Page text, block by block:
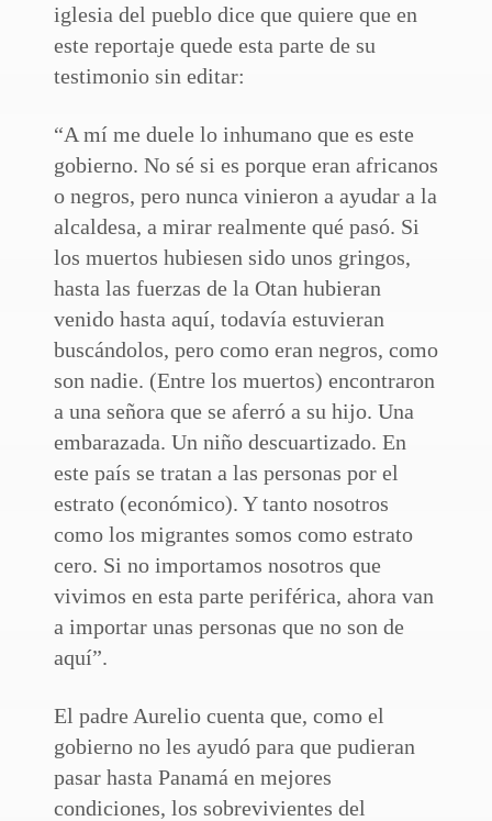
iglesia del pueblo dice que quiere que en
este reportaje quede esta parte de su
testimonio sin editar:
“A mí me duele lo inhumano que es este
gobierno. No sé si es porque eran africanos
o negros, pero nunca vinieron a ayudar a la
alcaldesa, a mirar realmente qué pasó. Si
los muertos hubiesen sido unos gringos,
hasta las fuerzas de la Otan hubieran
venido hasta aquí, todavía estuvieran
buscándolos, pero como eran negros, como
son nadie. (Entre los muertos) encontraron
a una señora que se aferró a su hijo. Una
embarazada. Un niño descuartizado. En
este país se tratan a las personas por el
estrato (económico). Y tanto nosotros
como los migrantes somos como estrato
cero. Si no importamos nosotros que
vivimos en esta parte periférica, ahora van
a importar unas personas que no son de
aquí”.
El padre Aurelio cuenta que, como el
gobierno no les ayudó para que pudieran
pasar hasta Panamá en mejores
condiciones, los sobrevivientes del